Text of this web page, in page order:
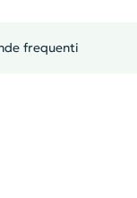
frequenti